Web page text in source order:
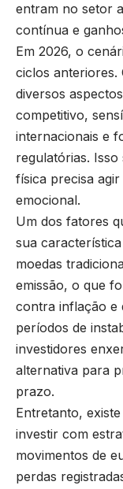
entram no setor
contínua e
Em 2026, o
ciclos anteriores.
diversos
competitivo,
internacionais e
regulatórias.
física precisa
emocional.
Um dos fatores
sua
moedas
emissão, o que
contra inflação e
períodos de
investidores
alternativa para
prazo.
Entretanto,
investir com
movimentos de
perdas